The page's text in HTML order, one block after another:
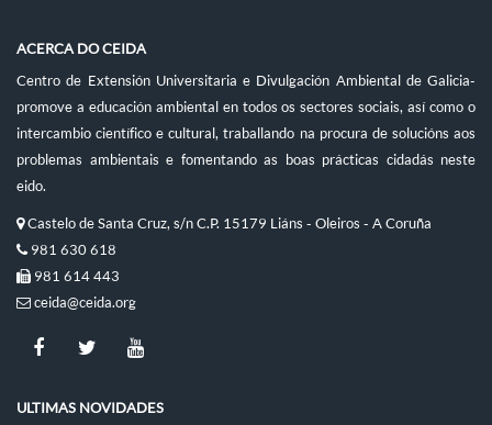
ACERCA DO CEIDA
Centro de Extensión Universitaria e Divulgación Ambiental de Galicia-
promove a educación ambiental en todos os sectores sociais, así como o
intercambio científico e cultural, traballando na procura de solucións aos
problemas ambientais e fomentando as boas prácticas cidadás neste
eido.
Castelo de Santa Cruz, s/n C.P. 15179 Liáns - Oleiros - A Coruña
981 630 618
981 614 443
ceida@ceida.org
ULTIMAS NOVIDADES